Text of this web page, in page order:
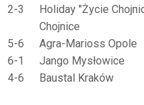
2-3
Holiday "Życie
Chojnice
5-6
Agra-Marioss Opole
6-1
Jango Mysłowice
4-6
Baustal Kraków